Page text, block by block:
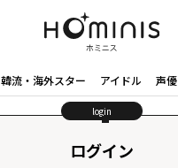
韓流・海外スター アイドル 声優
login
ログイン